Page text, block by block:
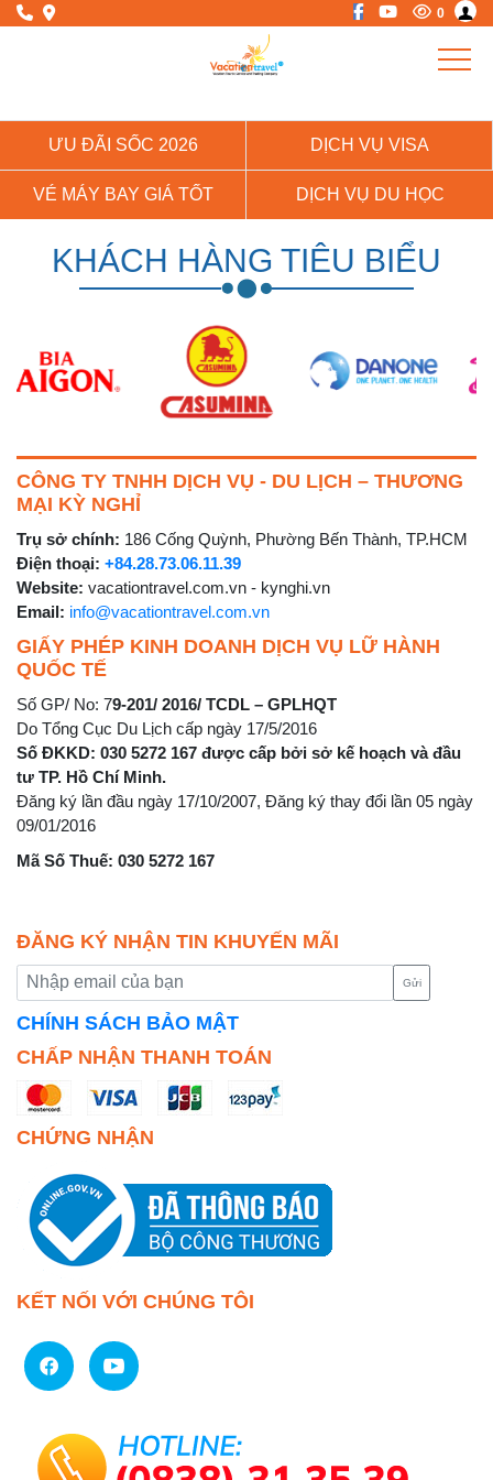
0
ƯU ĐÃI SỐC 2026 DỊCH VỤ VISA
VÉ MÁY BAY GIÁ TỐT DỊCH VỤ DU HỌC
KHÁCH HÀNG TIÊU BIỂU
CÔNG TY TNHH DỊCH VỤ - DU LỊCH – THƯƠNG
MẠI KỲ NGHỈ
Trụ sở chính: 186 Cống Quỳnh, Phường Bến Thành, TP.HCM
Điện thoại: +84.28.73.06.11.39
Website: vacationtravel.com.vn - kynghi.vn
Email: info@vacationtravel.com.vn
GIẤY PHÉP KINH DOANH DỊCH VỤ LỮ HÀNH
QUỐC TẾ
Số GP/ No: 79-201/ 2016/ TCDL – GPLHQT
Do Tổng Cục Du Lịch cấp ngày 17/5/2016
Số ĐKKD: 030 5272 167 được cấp bởi sở kế hoạch và đầu
tư TP. Hồ Chí Minh.
Đăng ký lần đầu ngày 17/10/2007, Đăng ký thay đổi lần 05 ngày
09/01/2016
Mã Số Thuế: 030 5272 167
ĐĂNG KÝ NHẬN TIN KHUYẾN MÃI
Gửi
CHÍNH SÁCH BẢO MẬT
CHẤP NHẬN THANH TOÁN
CHỨNG NHẬN
KẾT NỐI VỚI CHÚNG TÔI